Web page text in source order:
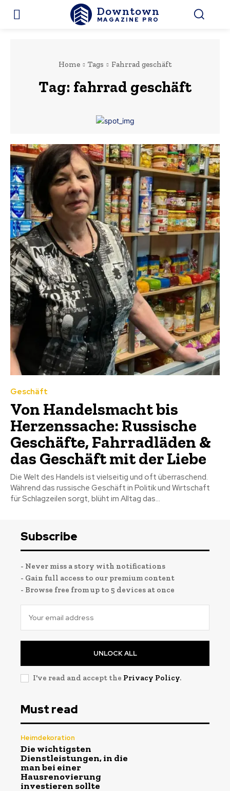
Downtown
MAGAZINE PRO
Home Tags Fahrrad geschäft
Tag: fahrrad geschäft
Geschäft
Von Handelsmacht bis
Herzenssache: Russische
Geschäfte, Fahrradläden &
das Geschäft mit der Liebe
Die Welt des Handels ist vielseitig und oft überraschend.
Während das russische Geschäft in Politik und Wirtschaft
für Schlagzeilen sorgt, blüht im Alltag das...
Subscribe
- Never miss a story with notifications
- Gain full access to our premium content
- Browse free from up to 5 devices at once
UNLOCK ALL
I've read and accept the Privacy Policy.
Must read
Heimdekoration
Die wichtigsten
Dienstleistungen, in die
man bei einer
Hausrenovierung
investieren sollte